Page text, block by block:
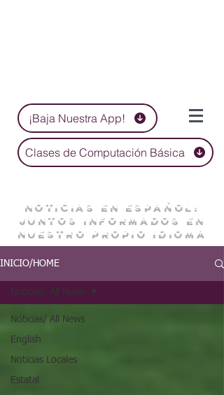
¡Baja Nuestra App!
Clases de Computación Básica
NOTICIAS EN ESPAÑOL:
JUNTOS INFORMADOS EN
NUESTRO PROPIO IDIOMA
INICIO/HOME
Noticias/ All News
English
Noticias Locales
Estatal
Noticias/ All News